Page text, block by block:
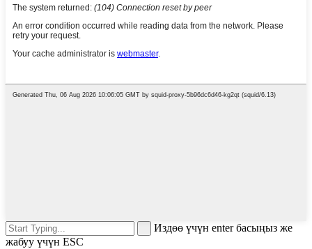
Издөө үчүн enter басыңыз же
жабуу үчүн ESC